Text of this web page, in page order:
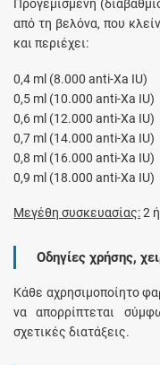
Προγεμισμένη
από τη βελόνα, που
και περιέχει:
0,4 ml (8.000 anti-Xa IU)
0,5 ml (10.000 anti-Xa IU)
0,6 ml (12.000 anti-Xa IU)
0,7 ml (14.000 anti-Xa IU)
0,8 ml (16.000 anti-Xa IU)
0,9 ml (18.000 anti-Xa IU)
Μεγέθη συσκευασίας:2
Οδηγίες χρήσης,
Κάθε αχρησιμοποίητο
να απορρίπτεται
σχετικές διατάξεις.